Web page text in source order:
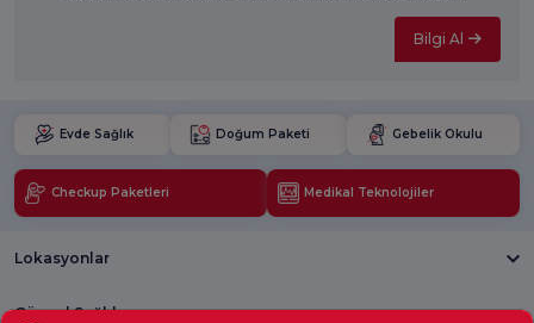
Bilgi Al
Evde Sağlık Doğum Paketi Gebelik Okulu
Checkup Paketleri Medikal Teknolojiler
Lokasyonlar
Güncel Sağlık